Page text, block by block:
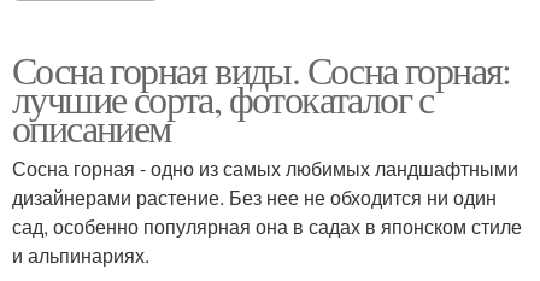
Сосна горная виды. Сосна горная:
лучшие сорта, фотокаталог с
описанием
Сосна горная - одно из самых любимых ландшафтными
дизайнерами растение. Без нее не обходится ни один
сад, особенно популярная она в садах в японском стиле
и альпинариях.